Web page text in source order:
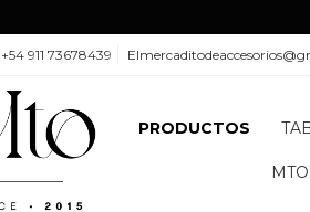
+54 911 73678439
PRODUCTOS